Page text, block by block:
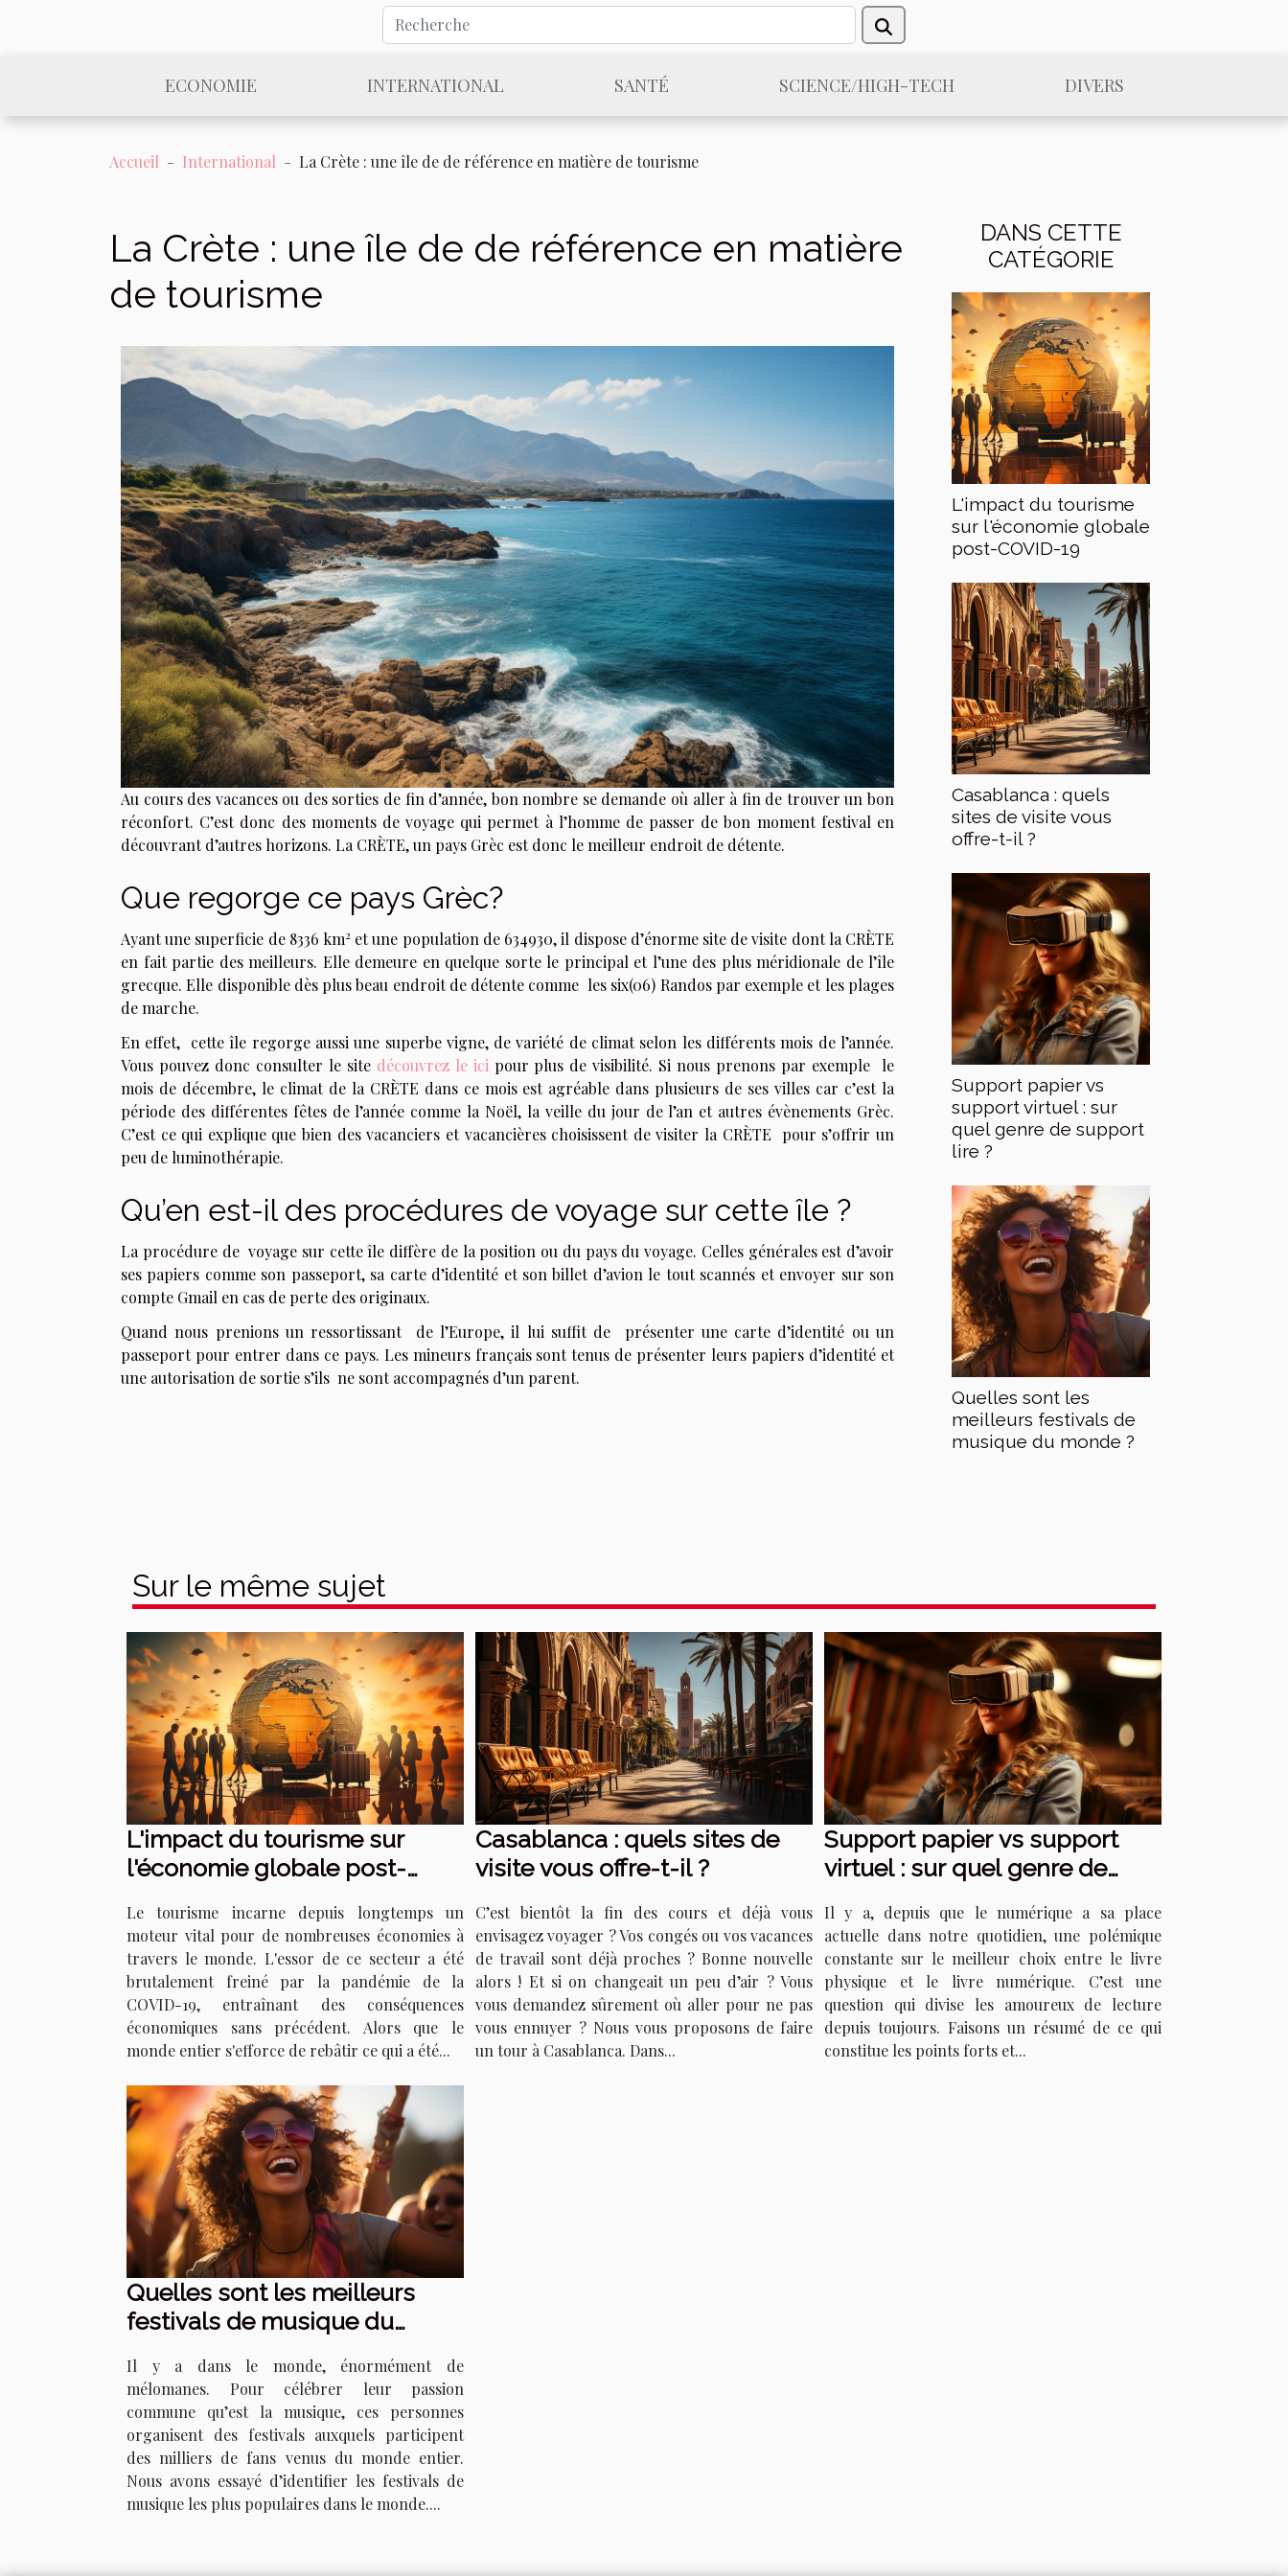
ECONOMIE INTERNATIONAL SANTÉ SCIENCE/HIGH-TECH DIVERS
Accueil International La Crète : une île de de référence en matière de tourisme
La Crète : une île de de référence en matière
de tourisme
Au cours des vacances ou des sorties de fin d’année, bon nombre se demande où aller à fin de trouver un bon
réconfort. C’est donc des moments de voyage qui permet à l’homme de passer de bon moment festival en
découvrant d’autres horizons. La CRÈTE, un pays Grèc est donc le meilleur endroit de détente.
Que regorge ce pays Grèc?
Ayant une superficie de 8336 km2 et une population de 634930, il dispose d’énorme site de visite dont la CRÈTE
en fait partie des meilleurs. Elle demeure en quelque sorte le principal et l’une des plus méridionale de l’île
grecque. Elle disponible dès plus beau endroit de détente comme les six(06) Randos par exemple et les plages
de marche.
En effet, cette île regorge aussi une superbe vigne, de variété de climat selon les différents mois de l’année.
Vous pouvez donc consulter le site découvrez le ici pour plus de visibilité. Si nous prenons par exemple
le
mois de décembre, le climat de la CRÈTE dans ce mois est agréable dans plusieurs de ses villes car c’est la
période des différentes fêtes de l’année comme la Noël, la veille du jour de l’an et autres évènements Grèc.
C’est ce qui explique que bien des vacanciers et vacancières choisissent de visiter la CRÈTE
pour s’offrir un
peu de luminothérapie.
Qu’en est-il des procédures de voyage sur cette île ?
La procédure de voyage sur cette île diffère de la position ou du pays du voyage. Celles générales est d’avoir
ses papiers comme son passeport, sa carte d’identité et son billet d’avion le tout scannés et envoyer sur son
compte Gmail en cas de perte des originaux.
Quand nous prenions un ressortissant
de l’Europe, il lui suffit de
présenter une carte d’identité ou un
passeport pour entrer dans ce pays. Les mineurs français sont tenus de présenter leurs papiers d’identité et
une autorisation de sortie s’ils ne sont accompagnés d’un parent.
DANS CETTE
CATÉGORIE
L'impact du tourisme
sur l'économie globale
post-COVID-19
Casablanca : quels
sites de visite vous
offre-t-il ?
Support papier vs
support virtuel : sur
quel genre de support
lire ?
Quelles sont les
meilleurs festivals de
musique du monde ?
Sur le même sujet
L'impact du tourisme sur
l'économie globale post-
Le tourisme incarne depuis longtemps un
moteur vital pour de nombreuses économies à
travers le monde. L'essor de ce secteur a été
brutalement freiné par la pandémie de la
COVID-19, entraînant des conséquences
économiques sans précédent. Alors que le
monde entier s'efforce de rebâtir ce qui a été...
Casablanca : quels sites de
visite vous offre-t-il ?
C’est bientôt la fin des cours et déjà vous
envisagez voyager ? Vos congés ou vos vacances
de travail sont déjà proches ? Bonne nouvelle
alors ! Et si on changeait un peu d’air ? Vous
vous demandez sûrement où aller pour ne pas
vous ennuyer ? Nous vous proposons de faire
un tour à Casablanca. Dans...
Support papier vs support
virtuel : sur quel genre de
Il y a, depuis que le numérique a sa place
actuelle dans notre quotidien, une polémique
constante sur le meilleur choix entre le livre
physique et le livre numérique. C’est une
question qui divise les amoureux de lecture
depuis toujours. Faisons un résumé de ce qui
constitue les points forts et...
Quelles sont les meilleurs
festivals de musique du
Il y a dans le monde, énormément de
mélomanes. Pour célébrer leur passion
commune qu’est la musique, ces personnes
organisent des festivals auxquels participent
des milliers de fans venus du monde entier.
Nous avons essayé d’identifier les festivals de
musique les plus populaires dans le monde....